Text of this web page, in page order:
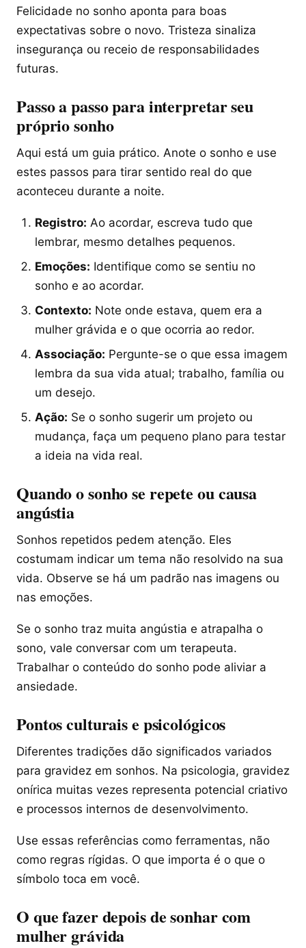
Felicidade no sonho aponta para boas
expectativas sobre o novo. Tristeza sinaliza
insegurança ou receio de responsabilidades
futuras.
Passo a passo para interpretar seu
próprio sonho
Aqui está um guia prático. Anote o sonho e use
estes passos para tirar sentido real do que
aconteceu durante a noite.
Registro: Ao acordar, escreva tudo que
lembrar, mesmo detalhes pequenos.
Emoções: Identifique como se sentiu no
sonho e ao acordar.
Contexto: Note onde estava, quem era a
mulher grávida e o que ocorria ao redor.
Associação: Pergunte-se o que essa imagem
lembra da sua vida atual; trabalho, família ou
um desejo.
Ação: Se o sonho sugerir um projeto ou
mudança, faça um pequeno plano para testar
a ideia na vida real.
Quando o sonho se repete ou causa
angústia
Sonhos repetidos pedem atenção. Eles
costumam indicar um tema não resolvido na sua
vida. Observe se há um padrão nas imagens ou
nas emoções.
Se o sonho traz muita angústia e atrapalha o
sono, vale conversar com um terapeuta.
Trabalhar o conteúdo do sonho pode aliviar a
ansiedade.
Pontos culturais e psicológicos
Diferentes tradições dão significados variados
para gravidez em sonhos. Na psicologia, gravidez
onírica muitas vezes representa potencial criativo
e processos internos de desenvolvimento.
Use essas referências como ferramentas, não
como regras rígidas. O que importa é o que o
símbolo toca em você.
O que fazer depois de sonhar com
mulher grávida